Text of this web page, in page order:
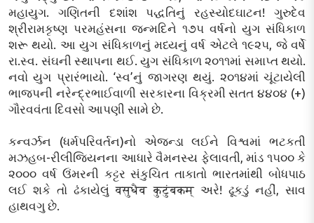
મહાયુગ. ગણિતની દશાંશ પદ્ધતિનું રહસ્યોદઘાટન! ગુરુદેવ
શ્રીરામકૃષ્ણ પરમહંસના જન્મદિને ૧૭૫ વર્ષનો યુગ સંધિકાળ
શરૂ થયો. આ યુગ સંધિકાળનું મધ્યનું વર્ષ એટલે ૧૯૨૫, જે વર્ષે
રા.સ્વ. સંઘની સ્થાપના થઈ. યુગ સંધિકાળ ૨૦૧૧માં સમાપ્ત થયો.
નવો યુગ પ્રારંભાયો. ‘સ્વ’નું જાગરણ થયું. ૨૦૧૪માં ચૂંટાયેલી
ભાજપની નરેન્દ્રભાઈવાળી સરકારના વિક્રમી સતત ૪૪૦૪ (+)
ગૌરવવંતા દિવસો આપણી સામે છે.
કન્વર્ઝન (ધર્મપરિવર્તન)નો એજન્ડા લઈને વિશ્વમાં ભટકતી
મઝહબ-રીલીજિયનના આધારે વૈમનસ્ય ફેલાવતી, માંડ ૧૫૦૦ કે
૨૦૦૦ વર્ષ ઉંમરની કટ્ટર સંકુચિત તાકાતો ભારતમાંથી બોધપાઠ
લઈ શકે તો ઢંકાયેલું वसुधैव कुटुंबकम् અરે! ઢૂકડું નહીં, સાવ
હાથવગુ છે.